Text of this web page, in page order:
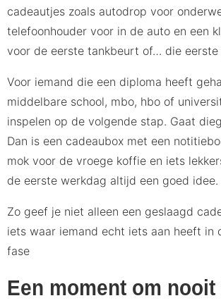
cadeautjes zoals autodrop voor
telefoonhouder voor in de auto en een
voor de eerste tankbeurt of… die eerste
Voor iemand die een diploma heeft
middelbare school, mbo, hbo of
inspelen op de volgende stap. Gaat
Dan is een cadeaubox met een
mok voor de vroege koffie en iets
de eerste werkdag altijd een goed idee.
Zo geef je niet alleen een geslaagd
iets waar iemand echt iets aan heeft in
fase
Een moment om nooit